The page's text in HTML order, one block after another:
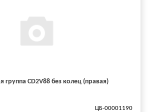
CD2V88 без колец (правая)
ЦБ-00001190